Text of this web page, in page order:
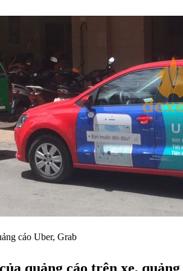
cáo Uber, Grab
quảng cáo trên xe, quảng